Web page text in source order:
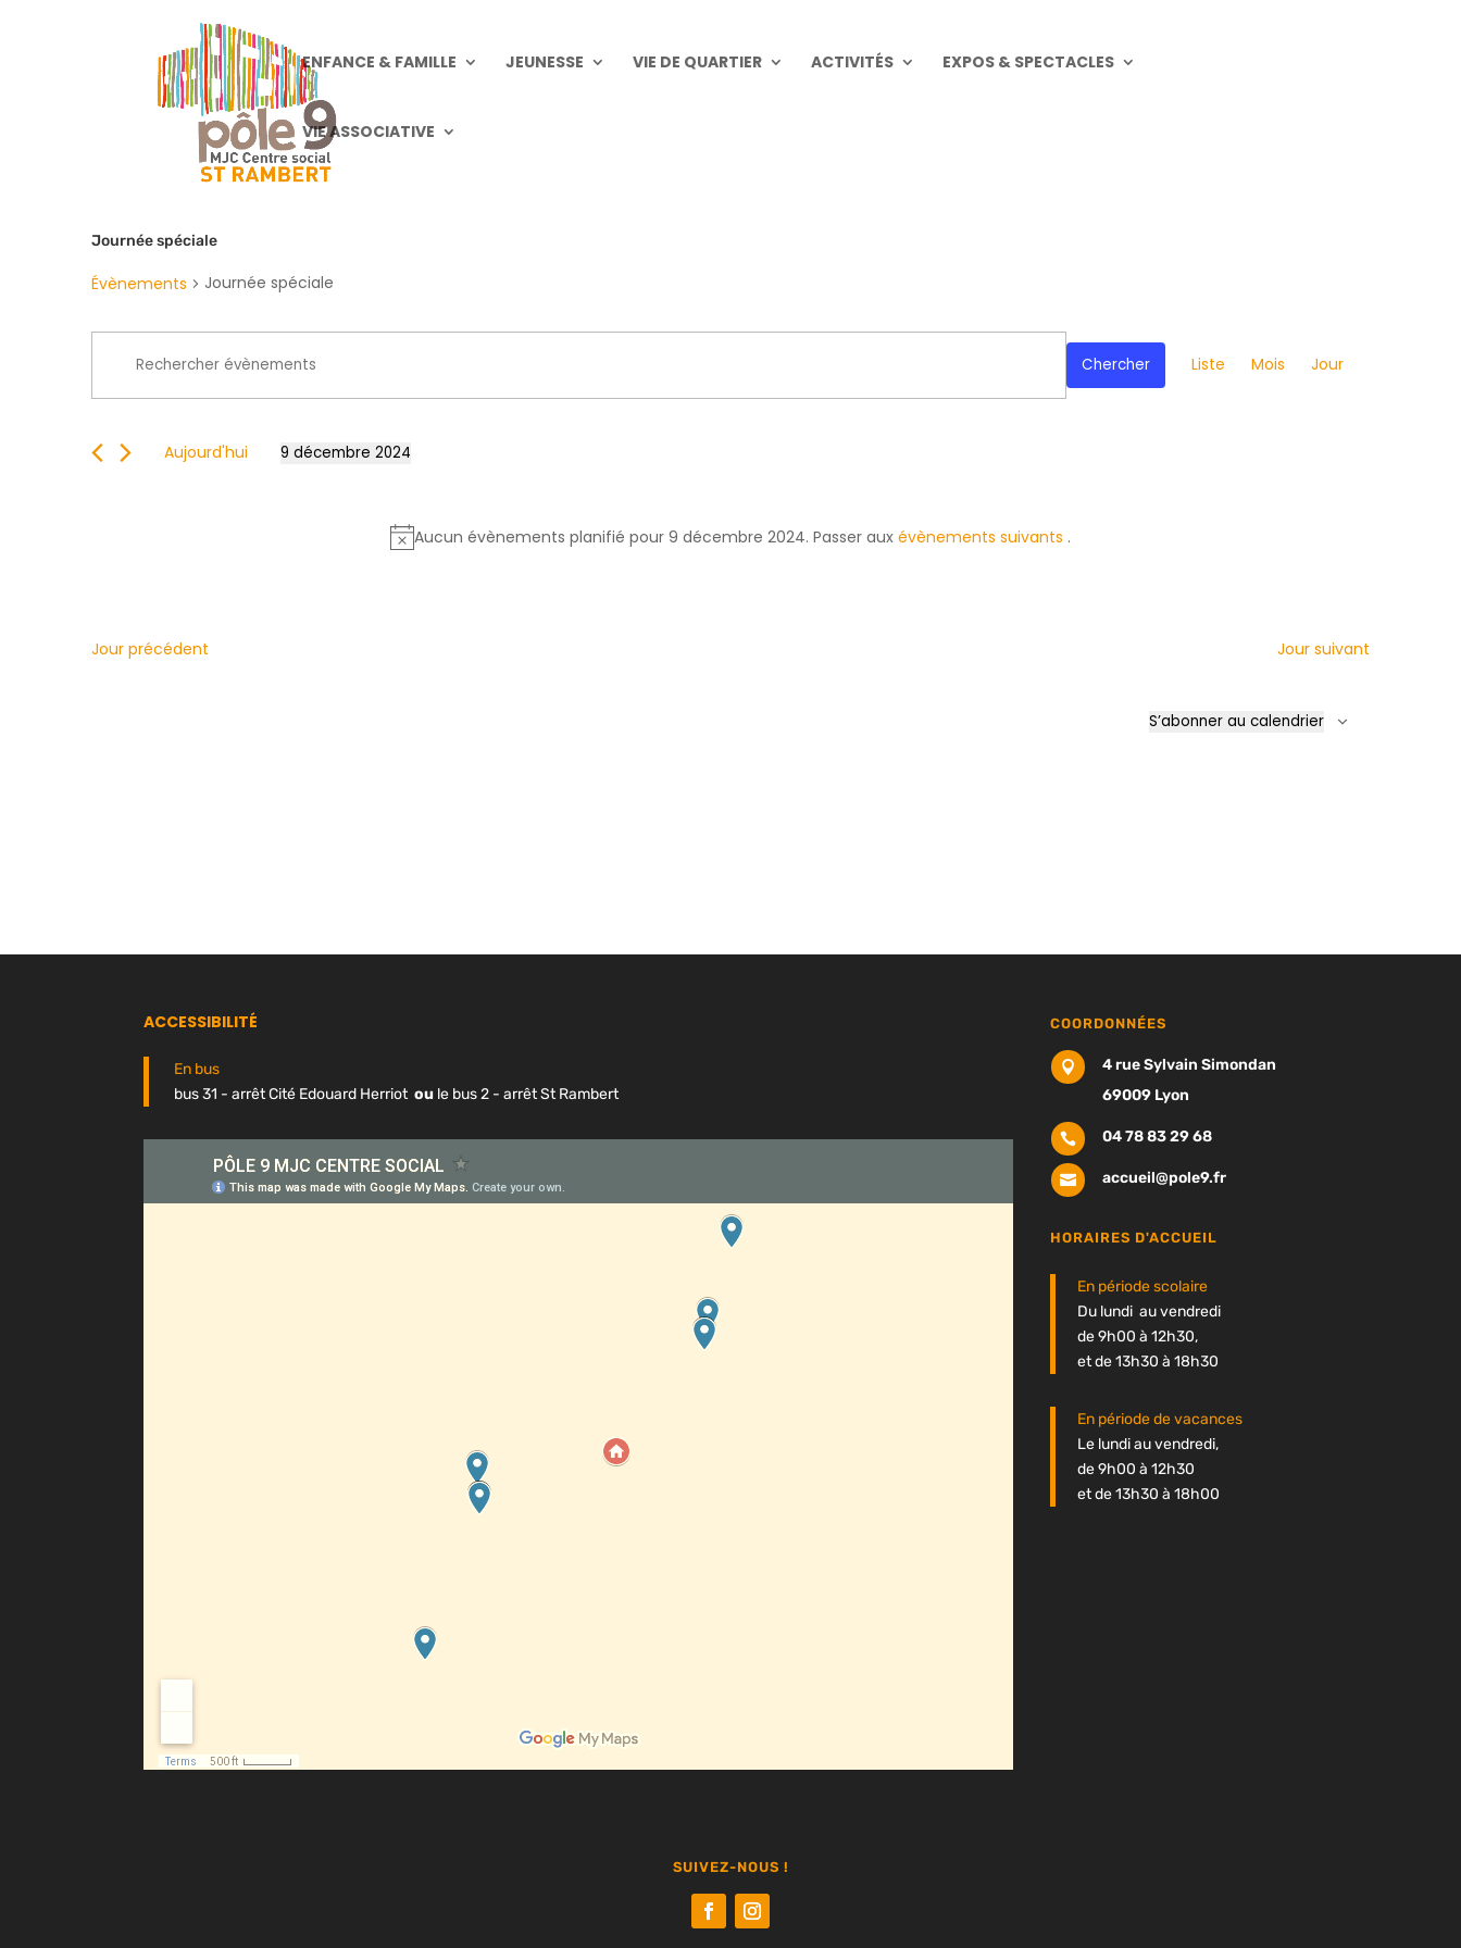
ENFANCE & FAMILLE JEUNESSE VIE DE QUARTIER ACTIVITÉS EXPOS & SPECTACLES
VIE ASSOCIATIVE
Aucun évènements planifié pour 9 décembre 2024. Passer aux évènements suivants .
Journée spéciale
Évènements Journée spéciale
Recherche
navigation
vues
clé.
Évènements
Chercher
de
Liste Mois Jour
Aujourd'hui 9 décembre 2024
Jour précédent Jour suivant
S’abonner au calendrier
ACCESSIBILITÉ
En bus
bus 31 - arrêt Cité Edouard Herriot ou le bus 2 - arrêt St Rambert
COORDONNÉES

4 rue Sylvain Simondan
69009 Lyon
 04 78 83 29 68
 accueil@pole9.fr
HORAIRES D'ACCUEIL
En période scolaire
Du lundi au vendredi
de 9h00 à 12h30,
et de 13h30 à 18h30
En période de vacances
Le lundi au vendredi,
de 9h00 à 12h30
et de 13h30 à 18h00
SUIVEZ-NOUS !